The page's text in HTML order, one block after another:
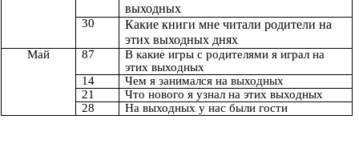
выходных
30
Какие книги мне читали родители на
этих выходных днях
Май 87
В какие игры с родителями я играл на
этих выходных
14
Чем я занимался на выходных
21
Что нового я узнал на этих выходных
28
На выходных у нас были гости